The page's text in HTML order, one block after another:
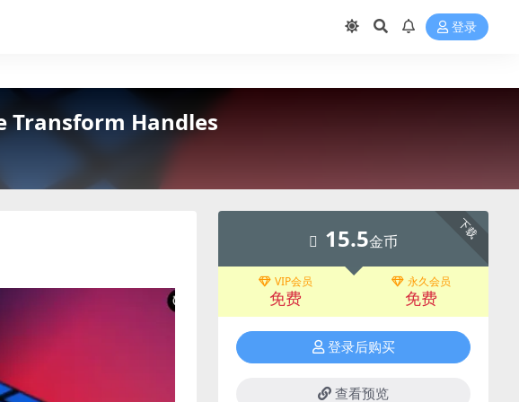
登录
Transform Handles
下载
15.5金币
VIP会员
免费
永久会员
免费
登录后购买
查看预览